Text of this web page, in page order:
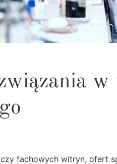
w
fachowych witryn, ofert